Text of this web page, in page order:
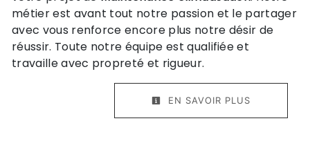
métier est avant tout notre passion et le partager
avec vous renforce encore plus notre désir de
réussir. Toute notre équipe est qualifiée et
travaille avec propreté et rigueur.
EN SAVOIR PLUS